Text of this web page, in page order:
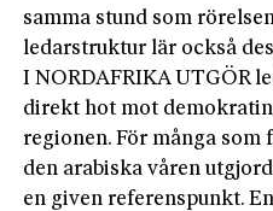
samma stund som
ledarstruktur lär också
I NORDAFRIKA UTGÖR
direkt hot mot
regionen. För många
den arabiska våren
en given referenspunkt.